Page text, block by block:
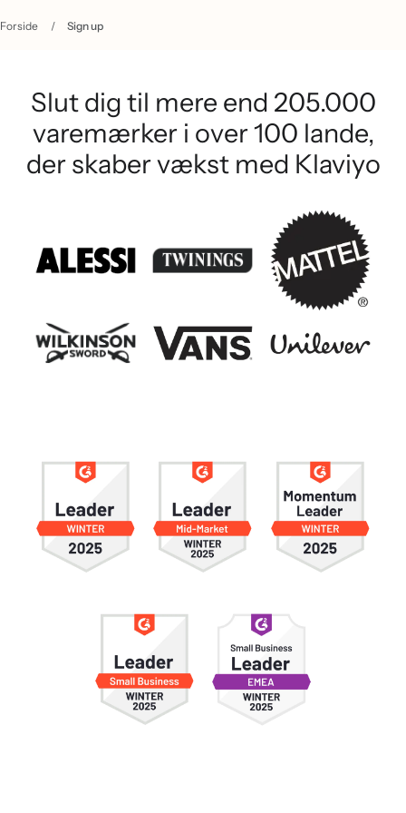
Forside / Sign up
Slut dig til mere end 205.000
varemærker i over 100 lande,
der skaber vækst med Klaviyo